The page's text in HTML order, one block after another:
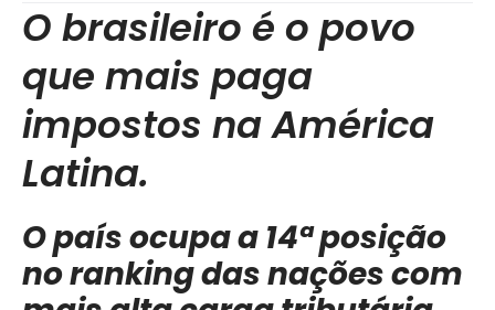
O brasileiro é o povo
que mais paga
impostos na América
Latina.
O país ocupa a 14ª posição
no ranking das nações com